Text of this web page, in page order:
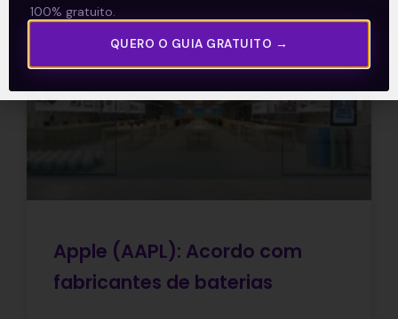
Apple (AAPL): Acordo com
fabricantes de baterias
100% gratuito.
QUERO O GUIA GRATUITO →